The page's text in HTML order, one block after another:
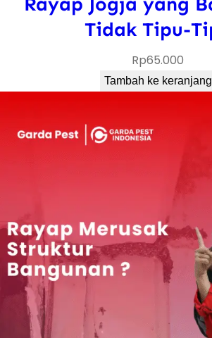
Tidak Tipu-
Rp65.000
Tambah ke keranjang